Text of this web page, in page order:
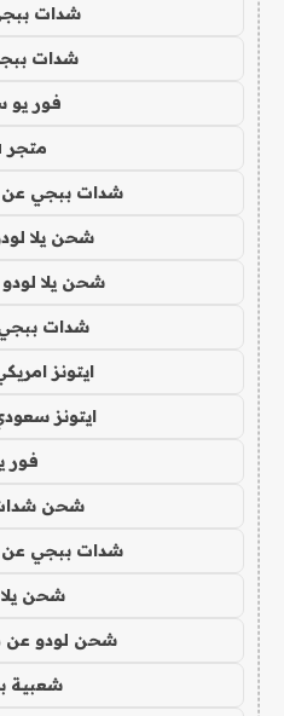
شدات
شدات
فور يو
متجر 4u
شدات ببجي عن
شحن يلا
شحن يلا لودو
شدات
ايتونز
ايتونز
فور
شحن
شدات ببجي عن
شحن يلا
شحن لودو عن
شعبية